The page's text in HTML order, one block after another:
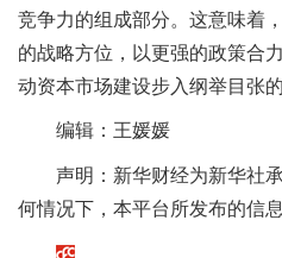
竞争力的组成部分。这意味着
的战略方位，以更强的政策合
动资本市场建设步入纲举目张的
编辑：王媛媛
声明：新华财经为新华社
何情况下，本平台所发布的信